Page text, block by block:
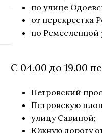
по улице
от перекрестка
по Ремесленной
С 04.00 до 19.00
Петровский
Петровскую
улицу Савиной;
Южную дорогу